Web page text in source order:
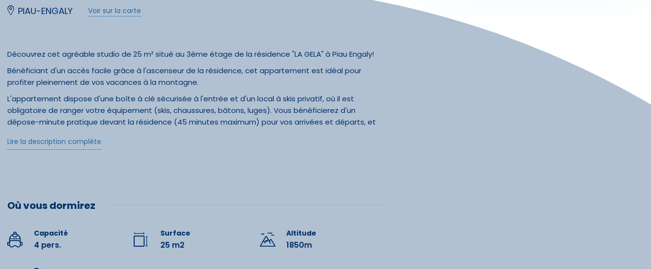
PIAU-ENGALY Voir sur la carte
Découvrez cet agréable studio de 25 m² situé au 3ème étage de la résidence "LA GELA" à Piau Engaly!
Bénéficiant d'un accès facile grâce à l'ascenseur de la résidence, cet appartement est idéal pour
profiter pleinement de vos vacances à la montagne.
L'appartement dispose d'une boîte à clé sécurisée à l'entrée et d'un local à skis privatif, où il est
obligatoire de ranger votre équipement (skis, chaussures, bâtons, luges). Vous bénéficierez d'un
dépose-minute pratique devant la résidence (45 minutes maximum) pour vos arrivées et départs, et
Piau Engaly est une station piétonne, offrant une ambiance sereine et sécurisée.
tout le nécessaire pour un séjour confortable : micro-ondes, cafetière filtre, bouilloire, grille-pain et
La salle de bain, avec toilettes, est fonctionnelle et bien aménagée.
Afin de maintenir des tarifs avantageux pour tous, nous vous remercions de veiller à une consommation
Lire la description complète
Où vous dormirez
Capacité
4 pers.
Surface
25 m2
Altitude
1850m